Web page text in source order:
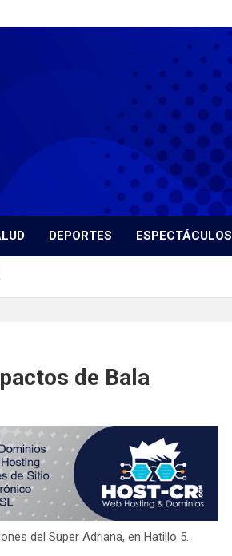
DEPORTES ESPECTÁCULOS
de Bala
del Super Adriana, en Hatillo 5.